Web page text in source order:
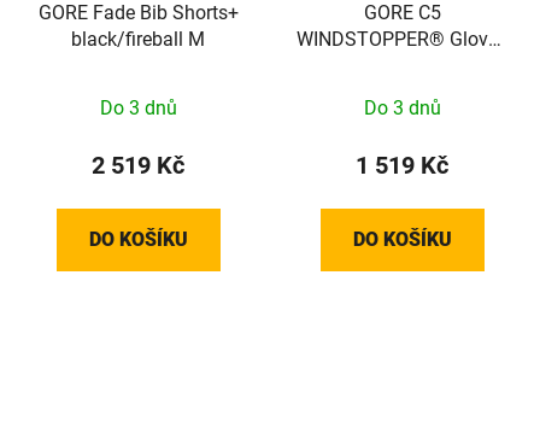
GORE Fade Bib Shorts+
black/fireball M
Do 3 dnů
2 519 Kč
DO KOŠÍKU
GORE C5
WINDSTOPPER® Gloves
Do 3 dnů
1 519 Kč
DO KOŠÍKU